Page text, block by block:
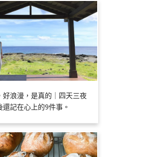
好浪漫，是真的｜四天三夜
記在心上的9件事。